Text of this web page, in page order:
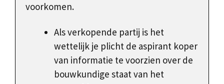
voorkomen.
Als verkopende partij is het
wettelijk je plicht de aspirant koper
van informatie te voorzien over de
bouwkundige staat van het